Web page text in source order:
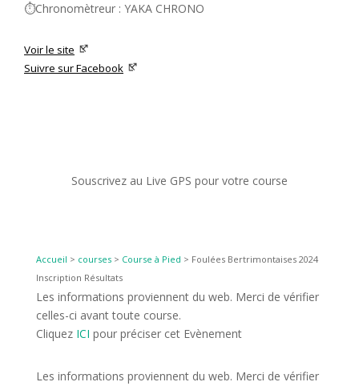
⏱️Chronomètreur : YAKA CHRONO
Voir le site
Suivre sur Facebook
Souscrivez au Live GPS pour votre course
Accueil > courses> Course à Pied > Foulées Bertrimontaises 2024
Inscription Résultats
Les informations proviennent du web. Merci de vérifier
celles-ci avant toute course.
Cliquez ICI pour préciser cet Evènement
Les informations proviennent du web. Merci de vérifier